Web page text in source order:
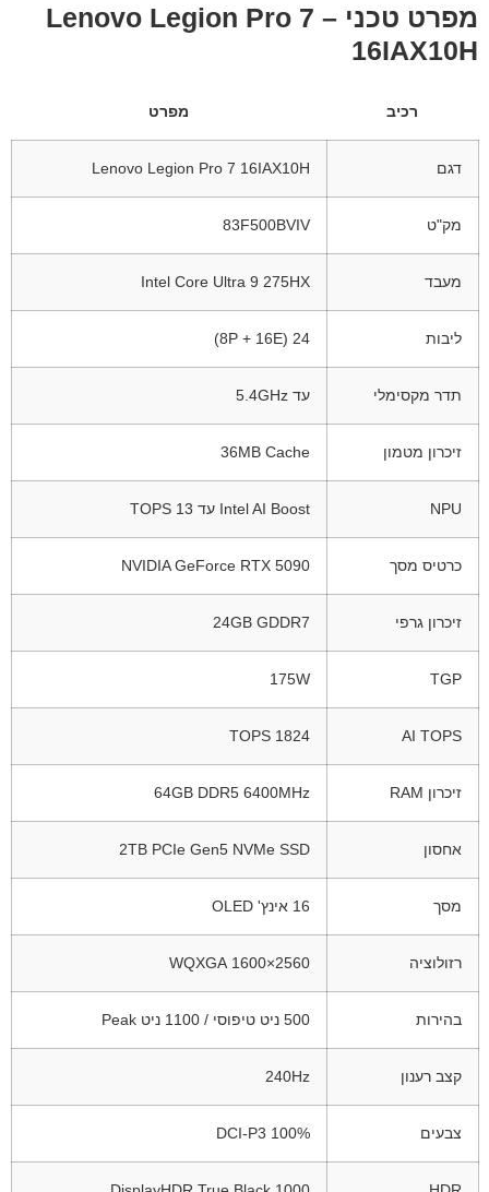
מפרט טכני – Lenovo Legion Pro 7
16IAX10H
רכיב מפרט
דגם Lenovo Legion Pro 7 16IAX10H
מק"ט 83F500BVIV
מעבד Intel Core Ultra 9 275HX
ליבות 24 (8P + 16E)
תדר מקסימלי עד 5.4GHz
זיכרון מטמון 36MB Cache
NPU Intel AI Boost עד 13 TOPS
כרטיס מסך NVIDIA GeForce RTX 5090
זיכרון גרפי 24GB GDDR7
TGP
175W
AI TOPS
1824 TOPS
זיכרון RAM 64GB DDR5 6400MHz
אחסון 2TB PCIe Gen5 NVMe SSD
מסך 16 אינץ' OLED
רזולוציה 2560×1600 WQXGA
בהירות 500 ניט טיפוסי / 1100 ניט Peak
קצב רענון 240Hz
צבעים 100% DCI-P3